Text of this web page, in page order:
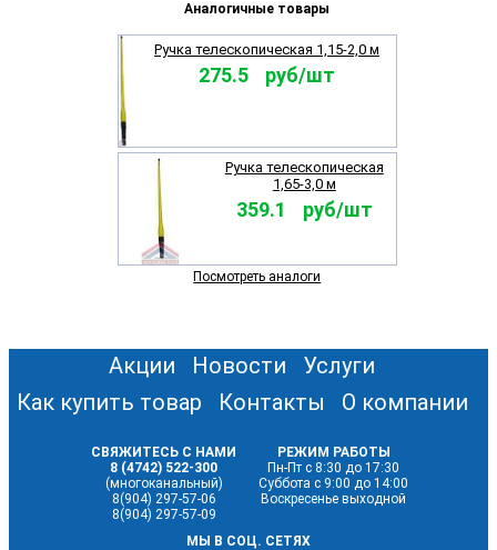
Аналогичные товары
Ручка телескопическая 1,15-2,0 м
275.5 руб/шт
Ручка телескопическая
1,65-3,0 м
359.1 руб/шт
Посмотреть аналоги
Акции Новости
Услуги
Как купить товар
Контакты О компании
СВЯЖИТЕСЬ С НАМИ
8 (4742) 522-300
(многоканальный)
8(904) 297-57-06
8(904) 297-57-09
РЕЖИМ РАБОТЫ
Пн-Пт с 8:30 до 17:30
Суббота с 9:00 до 14:00
Воскресенье выходной
МЫ В СОЦ. СЕТЯХ